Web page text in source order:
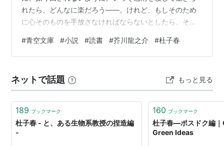
れたら、どんなに楽だろう——。けれど、もしそのため
に心そのものを手放さなければならないとしたら、それ
ら百年あまり前、ある童話の主人公が、まさにその選択
の岸辺に立たされました。傷つかない超越者になるか、
った一言の叫びから、考えてみたいと思います。 この作
品を、いま読む理由 ここで作品の名を明かします。芥川
龍之介の『杜子春』。児童雑誌『赤い鳥』に発表さ…
#青空文庫 #小説 #読書 #芥川龍之介 #杜子春
ネットで話題 もっと見る
189 ブックマーク
杜子春 - と、ある生物系教授の捏造編
-
160 ブックマーク
杜子春―ポスドク編
Green Ideas